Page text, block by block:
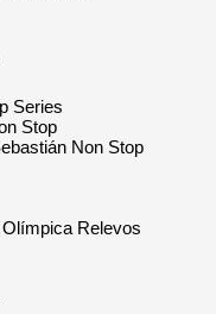
Series
Stop
Non Stop
Relevos